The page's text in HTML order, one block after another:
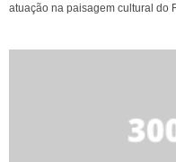
atuação na paisagem cultural do